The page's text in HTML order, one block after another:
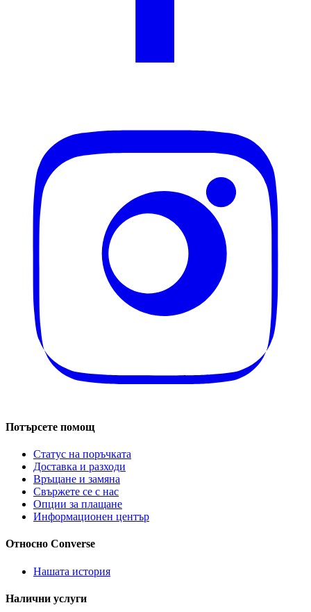
Потърсете помощ
Статус на поръчката
Доставка и разходи
Връщане и замяна
Свържете се с нас
Опции за плащане
Информационен център
Относно Converse
Нашата история
Налични услуги